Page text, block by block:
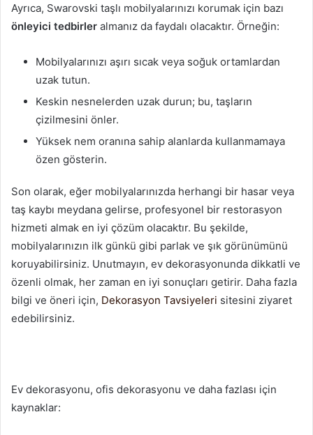
Ayrıca, Swarovski taşlı mobilyalarınızı korumak için bazı
önleyici tedbirler almanız da faydalı olacaktır. Örneğin:
Mobilyalarınızı aşırı sıcak veya soğuk ortamlardan
uzak tutun.
Keskin nesnelerden uzak durun; bu, taşların
çizilmesini önler.
Yüksek nem oranına sahip alanlarda kullanmamaya
özen gösterin.
Son olarak, eğer mobilyalarınızda herhangi bir hasar veya
taş kaybı meydana gelirse, profesyonel bir restorasyon
hizmeti almak en iyi çözüm olacaktır. Bu şekilde,
mobilyalarınızın ilk günkü gibi parlak ve şık görünümünü
koruyabilirsiniz. Unutmayın, ev dekorasyonunda dikkatli ve
özenli olmak, her zaman en iyi sonuçları getirir. Daha fazla
bilgi ve öneri için, Dekorasyon Tavsiyeleri sitesini ziyaret
edebilirsiniz.
Ev dekorasyonu, ofis dekorasyonu ve daha fazlası için
kaynaklar: